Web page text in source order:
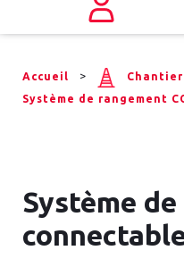
Accueil >
Système de rangement
Système